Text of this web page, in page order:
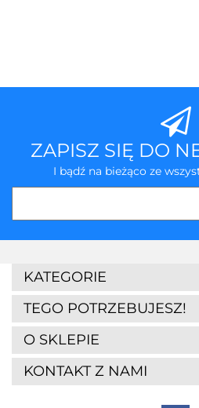
ZAPISZ SIĘ DO
I bądź na bieżąco ze
KATEGORIE
TEGO POTRZEBUJESZ!
O SKLEPIE
KONTAKT Z NAMI